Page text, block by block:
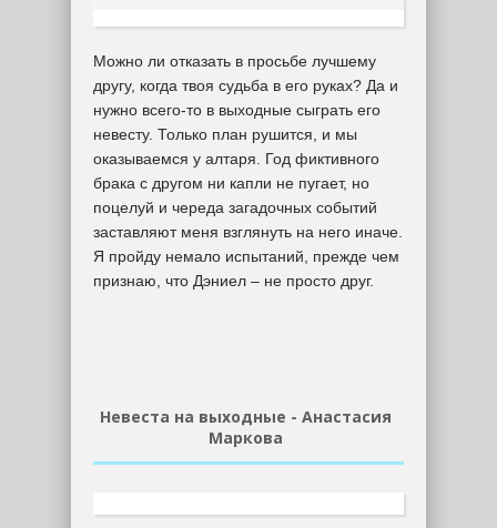
Можно ли отказать в просьбе лучшему
другу, когда твоя судьба в его руках? Да и
нужно всего-то в выходные сыграть его
невесту. Только план рушится, и мы
оказываемся у алтаря. Год фиктивного
брака с другом ни капли не пугает, но
поцелуй и череда загадочных событий
заставляют меня взглянуть на него иначе.
Я пройду немало испытаний, прежде чем
признаю, что Дэниел – не просто друг.
Невеста на выходные - Анастасия
Маркова